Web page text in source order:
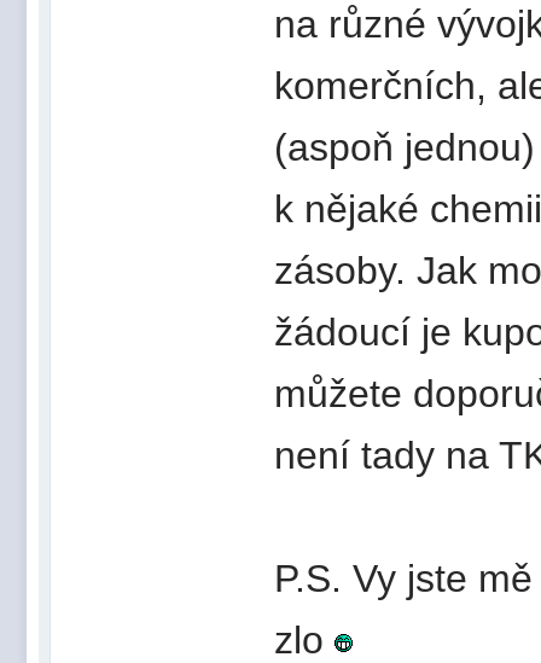
na různé
komerčních,
(aspoň
k nějaké
zásoby. Jak
žádoucí je
můžete
není tady na
P.S. Vy jste
zlo